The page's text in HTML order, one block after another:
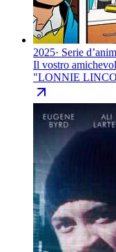
2025· Serie
Il vostro
"LONNIE